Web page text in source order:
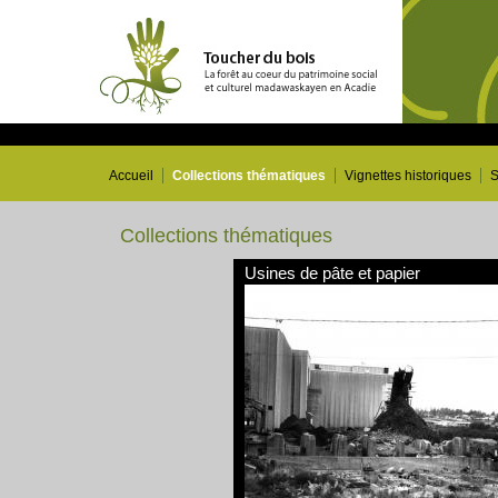
Accueil Collections thématiques Vignettes historiques
Collections thématiques
Usines de pâte et papier